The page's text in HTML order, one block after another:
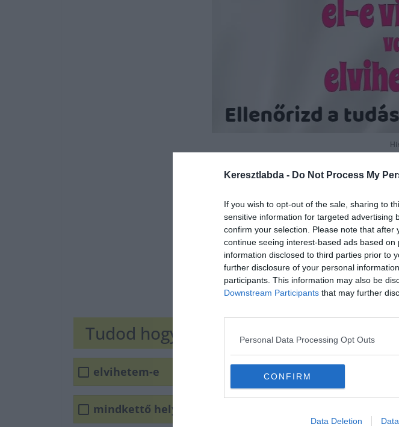
Keresztlabda - Do Not Process My
If you wish to opt-out of the sale, sharing to
sensitive information for targeted advertising
confirm your selection. Please note that
continue seeing interest-based ads based
information disclosed to third parties prior to
further disclosure of your personal
participants. This information may also be
Downstream Participants that may further
Personal Data Processing Opt Outs
CONFIRM
Data Deletion
Tudod hogyan írjuk helyesen?
elvihetem-e
mindkettő helyes